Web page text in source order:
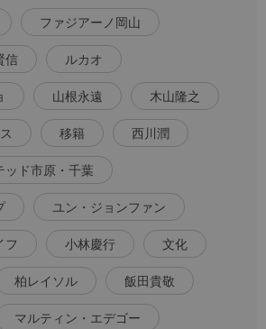
ファジアーノ岡山
信 ルカオ
山根永遠 木山隆之
移籍 西川潤
ッド市原・千葉
ユン・ジョンファン
フ 小林慶行 文化
柏レイソル 飯田貴敬
マルティン・エデゴー